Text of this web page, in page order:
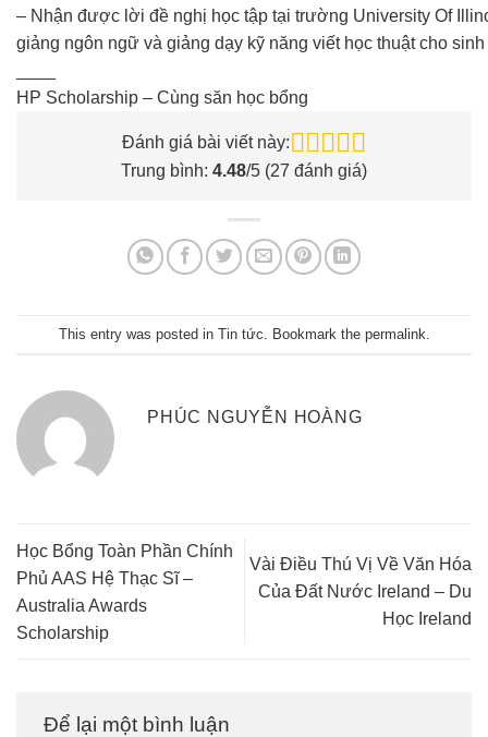
– Nhận được lời đề nghị học tập tại trường University Of
giảng ngôn ngữ và giảng dạy kỹ năng viết học thuật cho
HP Scholarship – Cùng săn học bổng
Đánh giá bài viết này:
Trung bình: 4.48/5 (27 đánh giá)
This entry was posted in Tin tức . Bookmark the permalink
PHÚC NGUYỄN HOÀNG
Học Bổng Toàn Phần Chính
Phủ AAS Hệ Thạc Sĩ –
Australia Awards
Scholarship
Vài Điều Thú Vị Về Văn Hóa
Của Đất Nước Ireland – Du
Học Ireland
Để lại một bình luận